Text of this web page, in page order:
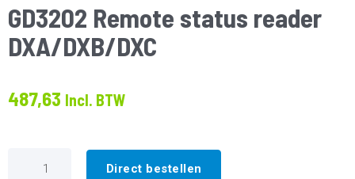
GD3202 Remote status reader
DXA/DXB/DXC
487,63 Incl. BTW
Remote
Direct bestellen